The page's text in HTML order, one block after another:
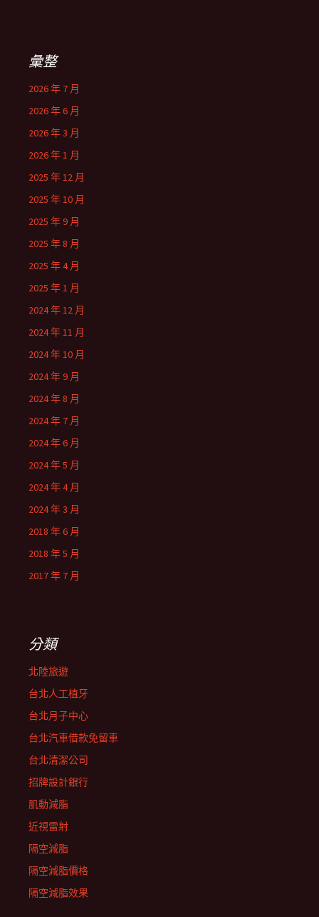
彙整
2026 年 7 月
2026 年 6 月
2026 年 3 月
2026 年 1 月
2025 年 12 月
2025 年 10 月
2025 年 9 月
2025 年 8 月
2025 年 4 月
2025 年 1 月
2024 年 12 月
2024 年 11 月
2024 年 10 月
2024 年 9 月
2024 年 8 月
2024 年 7 月
2024 年 6 月
2024 年 5 月
2024 年 4 月
2024 年 3 月
2018 年 6 月
2018 年 5 月
2017 年 7 月
分類
北陸旅遊
台北人工植牙
台北月子中心
台北汽車借款免留車
台北清潔公司
招牌設計銀行
肌動減脂
近視雷射
隔空減脂
隔空減脂價格
隔空減脂效果